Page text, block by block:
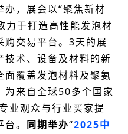
， 展会以“聚焦新材
力于打造高性能发泡材
购交易平台。3天的展
技术、设备及材料的新
面覆盖发泡材料及聚氨
为来自全球50多个国家
业观众与行业买家提
。 同期举办“2025中